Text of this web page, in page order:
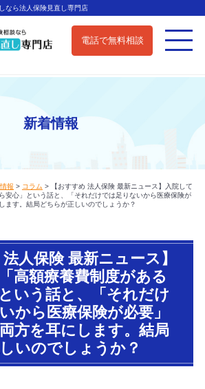
なら法人保険見直し専門店
電話で無料相談
新着情報
報 > コラム >
【おすすめ 法人保険 最新ニュース】入院して
安心」という話と、「それだけでは足りないから医療保険が
ます。結局どちらが正しいのでしょうか？
法人保険 最新ニュース】
高額療養費制度がある
いう話と、「それだけ
から医療保険が必要」
方を耳にします。結局
いのでしょうか？